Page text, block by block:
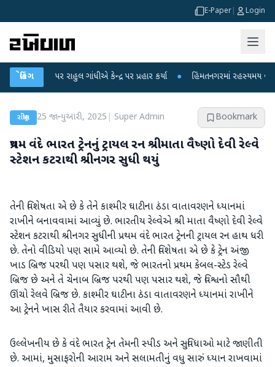
E-Paper Login
બ્રેકિંગ
પર રાહુલ ગાંધીએ કેન્દ્ર પર પ્રહાર કર્યા ● હિંમતનગરમાં રહસ્યમય વાયરસ કે
રાષ્ટ્રીય 25 જાન્યુઆરી, 2025 Super Admin Bookmark
પ્રથમ વંદે ભારત ટ્રેનનું ટ્રાયલ રન શ્રીમાતા વૈષ્ણો દેવી રેલ્વે
સ્ટેશન કટરાથી શ્રીનગર સુધી થયું
તેની વિશેષતા એ છે કે તેને કાશ્મીર ઘાટીના ઠંડા વાતાવરણને ધ્યાનમાં
રાખીને બનાવવામાં આવ્યું છે. ભારતીય રેલ્વેએ શ્રી માતા વૈષ્ણો દેવી રેલ્વે
સ્ટેશન કટરાથી શ્રીનગર સુધીની પ્રથમ વંદે ભારત ટ્રેનની ટ્રાયલ રન હાથ ધરી
છે. તેનો વીડિયો પણ સામે આવ્યો છે. તેની વિશેષતા એ છે કે ટ્રેન અંજી
ખાડ બ્રિજ પરથી પણ પસાર થશે, જે ભારતનો પ્રથમ કેબલ-સ્ટેડ રેલ્વે
બ્રિજ છે અને તે ચેનાબ બ્રિજ પરથી પણ પસાર થશે, જે વિશ્વનો સૌથી
ઊંચો રેલવે બ્રિજ છે. કાશ્મીર ઘાટીના ઠંડા વાતાવરણને ધ્યાનમાં રાખીને
આ ટ્રેનને ખાસ રીતે તૈયાર કરવામાં આવી છે.
ઉલ્લેખનીય છે કે વંદે ભારત ટ્રેન તેમની સ્પીડ અને સુવિધાઓ માટે જાણીતી
છે. આમાં, મુસાફરોની આરામ અને સલામતીનું વધુ સારું ધ્યાન રાખવામાં